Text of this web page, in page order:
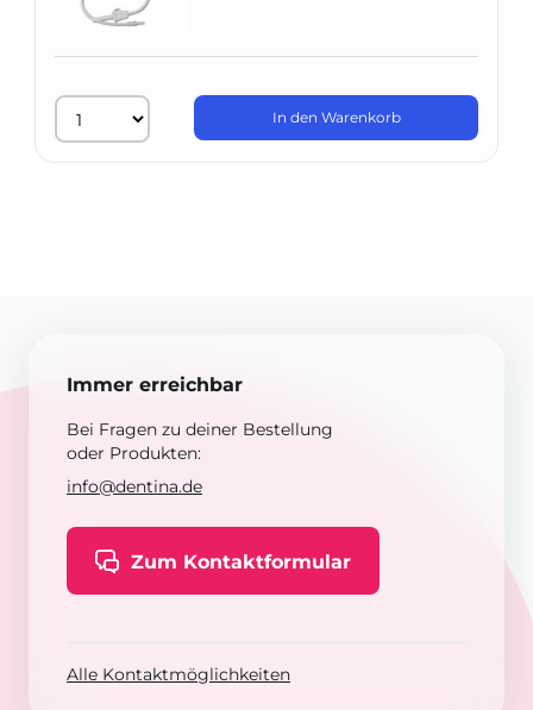
In den Warenkorb
Immer erreichbar
Bei Fragen zu deiner Bestellung
oder Produkten:
info@dentina.de
Zum Kontaktformular
Alle Kontaktmöglichkeiten